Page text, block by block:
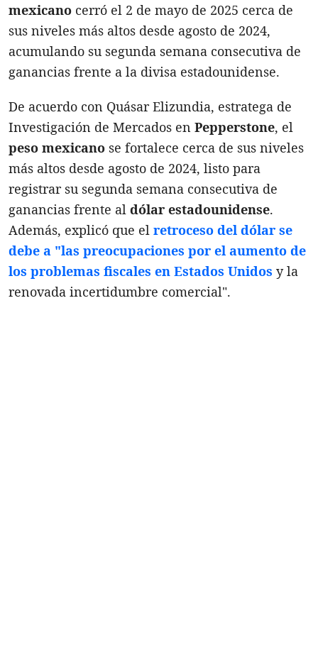
mexicano cerró el 2 de mayo de 2025 cerca de
sus niveles más altos desde agosto de 2024,
acumulando su segunda semana consecutiva de
ganancias frente a la divisa estadounidense.
De acuerdo con Quásar Elizundia, estratega de
Investigación de Mercados en Pepperstone, el
peso mexicano se fortalece cerca de sus niveles
más altos desde agosto de 2024, listo para
registrar su segunda semana consecutiva de
ganancias frente al dólar estadounidense.
Además, explicó que el retroceso del dólar se
debe a "las preocupaciones por el aumento de
los problemas fiscales en Estados Unidos y la
renovada incertidumbre comercial".